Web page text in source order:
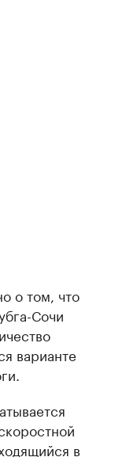
о том, что
Сочи
варианте
в